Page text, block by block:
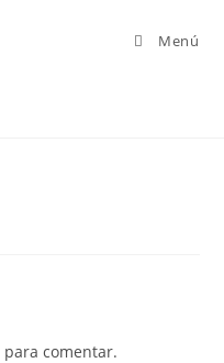
Menú
para comentar.